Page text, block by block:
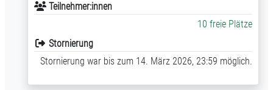
Teilnehmer:innen
10 freie Plätze
Stornierung
Stornierung war bis zum 14. März 2026, 23:59 möglich.